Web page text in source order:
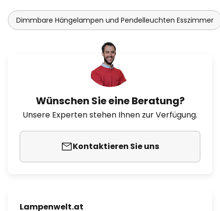
Dimmbare Hängelampen und Pendelleuchten Esszimmer
Wünschen Sie eine Beratung?
Unsere Experten stehen Ihnen zur Verfügung.
Kontaktieren Sie uns
Lampenwelt.at